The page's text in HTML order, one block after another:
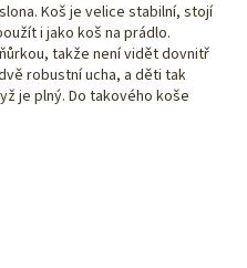
Koš je velice stabilní, stojí
i jako koš na prádlo.
takže není vidět dovnitř
robustní ucha, a děti tak
je plný. Do takového koše